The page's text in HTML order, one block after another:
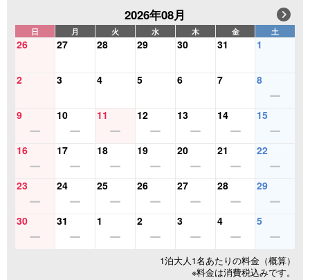
2026年08月
日 月 火 水 木 金 土
26 27 28 29 30 31 1
2 3 4 5 6 7 8
9 10 11 12 13 14 15
16 17 18 19 20 21 22
23 24 25 26 27 28 29
30 31 1 2 3 4 5
1泊大人1名あたりの料金（概算）
※料金は消費税込みです。